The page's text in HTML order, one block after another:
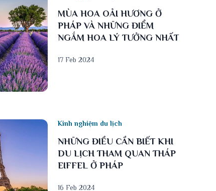
MÙA HOA OẢI HƯƠNG Ở
PHÁP VÀ NHỮNG ĐIỂM
NGẮM HOA LÝ TƯỞNG NHẤT
17 Feb 2024
Kinh nghiệm du lịch
NHỮNG ĐIỀU CẦN BIẾT KHI
DU LỊCH THAM QUAN THÁP
EIFFEL Ở PHÁP
16 Feb 2024